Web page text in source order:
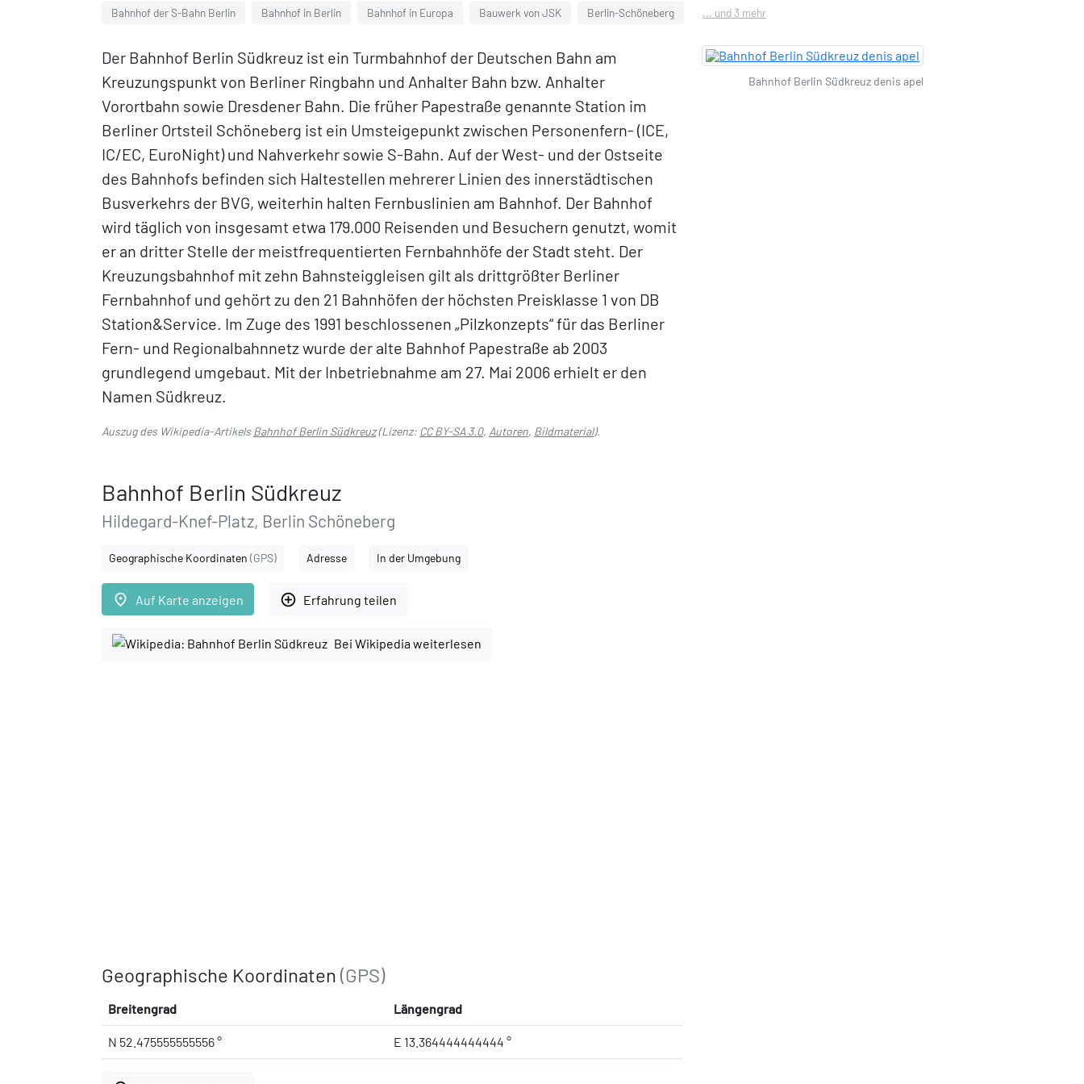
Bahnhof der S-Bahn Berlin Bahnhof in Berlin Bahnhof in Europa Bauwerk von JSK Berlin-Schöneberg ... und 3 mehr
Der Bahnhof Berlin Südkreuz ist ein Turmbahnhof der Deutschen Bahn am
Kreuzungspunkt von Berliner Ringbahn und Anhalter Bahn bzw. Anhalter
Vorortbahn sowie Dresdener Bahn. Die früher Papestraße genannte Station im
Berliner Ortsteil Schöneberg ist ein Umsteigepunkt zwischen Personenfern- (ICE,
IC/EC, EuroNight) und Nahverkehr sowie S-Bahn. Auf der West- und der Ostseite
des Bahnhofs befinden sich Haltestellen mehrerer Linien des innerstädtischen
Busverkehrs der BVG, weiterhin halten Fernbuslinien am Bahnhof. Der Bahnhof
wird täglich von insgesamt etwa 179.000 Reisenden und Besuchern genutzt, womit
er an dritter Stelle der meistfrequentierten Fernbahnhöfe der Stadt steht. Der
Kreuzungsbahnhof mit zehn Bahnsteiggleisen gilt als drittgrößter Berliner
Fernbahnhof und gehört zu den 21 Bahnhöfen der höchsten Preisklasse 1 von DB
Station&Service. Im Zuge des 1991 beschlossenen „Pilzkonzepts“ für das Berliner
Fern- und Regionalbahnnetz wurde der alte Bahnhof Papestraße ab 2003
grundlegend umgebaut. Mit der Inbetriebnahme am 27. Mai 2006 erhielt er den
Namen Südkreuz.
Auszug des Wikipedia-ArtikelsBahnhof Berlin Südkreuz(Lizenz: CC BY-SA 3.0, Autoren, Bildmaterial).
Bahnhof Berlin Südkreuz
Hildegard-Knef-Platz, Berlin Schöneberg
Geographische Koordinaten (GPS) Adresse In der Umgebung
place Auf Karte anzeigen add_circle_outline Erfahrung teilen
Bei Wikipedia weiterlesen
Geographische Koordinaten (GPS)
Breitengrad Längengrad
N 52.475555555556 ° E 13.364444444444 °
Bahnhof Berlin Südkreuz denis apel